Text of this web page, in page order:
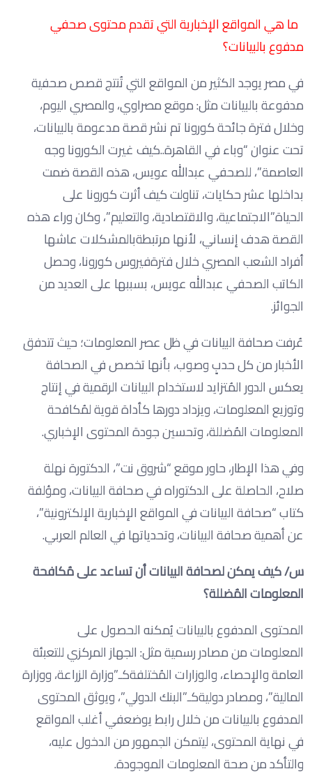
ما هي المواقع الإخبارية التي تقدم محتوى صحفي
مدفوع بالبيانات؟
في مصر يوجد الكثير من المواقع التي تُنتج قصص صحفية
مدفوعة بالبيانات مثل: موقع مصراوي، والمصري اليوم،
وخلال فترة جائحة كورونا تم نشر قصة مدعومة بالبيانات،
تحت عنوان “وباء في القاهرة..كيف غيرت الكورونا وجه
العاصمة”، للصحفي عبدالله عويس، هذه القصة ضمت
بداخلها عشر حكايات، تناولت كيف أثرت كورونا على
الحياة”الاجتماعية، والاقتصادية، والتعليم”، وكان وراء هذه
القصة هدف إنساني، لأنها مرتبطةبالمشكلات عاشها
أفراد الشعب المصري خلال فترةفيروس كورونا، وحصل
الكاتب الصحفي عبدالله عويس، بسببها على العديد من
الجوائز.
عُرفت صحافة البيانات في ظل عصر المعلومات؛ حيث تتدفق
الأخبار من كل حدبٍ وصوب، بأنها تخصص في الصحافة
يعكس الدور المُتزايد لاستخدام البيانات الرقمية في إنتاج
وتوزيع المعلومات، ويزداد دورها كأداة قوية لمُكافحة
المعلومات المُضللة، وتحسين جودة المحتوى الإخباري.
وفي هذا الإطار، حاور موقع “شروق نت”، الدكتورة نهلة
صلاح، الحاصلة على الدكتوراه في صحافة البيانات، ومؤلفة
كتاب “صحافة البيانات في المواقع الإخبارية الإلكترونية”،
عن أهمية صحافة البيانات، وتحدياتها في العالم العربي.
س/ كيف يمكن لصحافة البيانات أن تساعد على مُكافحة
المعلومات المُضللة؟
المحتوى المدفوع بالبيانات يُمكنه الحصول على
المعلومات من مصادر رسمية مثل: الجهاز المركزي للتعبئة
العامة والإحصاء، والوزارات المُختلفةكـ”وزارة الزراعة، ووزارة
المالية”، ومصادر دوليةكـ”البنك الدولي”، ويوثق المحتوى
المدفوع بالبيانات من خلال رابط يوضعفي أغلب المواقع
في نهاية المحتوى، ليتمكن الجمهور من الدخول عليه،
والتأكد من صحة المعلومات الموجودة.